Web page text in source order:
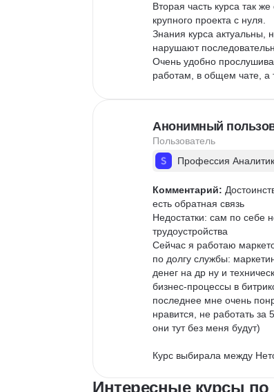
Вторая часть курса так
крупного проекта с нуля.
Знания курса актуальны,
нарушают
Очень удобно
работам, в общем чате, а
Анонимный
Пользователь
Профессия
Комментарий:
есть обратная связь
Недостатки: сам по себе
трудоустройства
Сейчас я работаю
по долгу службы:
денег на др ну и
бизнес-процессы в
последнее мне очень
нравится, не работать за
они тут без меня будут)
Курс выбирала между
срокам обучения.
Интересные курсы по